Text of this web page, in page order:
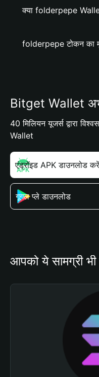
क्या folderpepe
folderpepe टोकन का
Bitget Wallet
40 मिलियन यूजर्स द्वारा
Wallet
एंड्रॉइड APK डाउनलोड करें
गूगल प्ले डाउनलोड
आपको ये सामग्री